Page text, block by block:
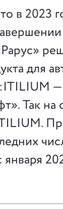
в 2023
для
Так
января